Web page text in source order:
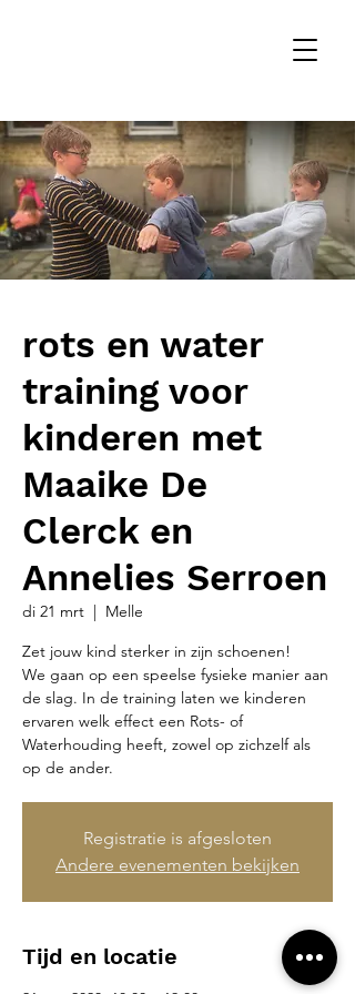
rots en water
training voor
kinderen met
Maaike De
Clerck en
Annelies Serroen
di 21 mrt
  |
Melle
Zet jouw kind sterker in zijn schoenen!
We gaan op een speelse fysieke manier aan
de slag. In de training laten we kinderen
ervaren welk effect een Rots- of
Waterhouding heeft, zowel op zichzelf als
op de ander.
Registratie is afgesloten
Andere evenementen bekijken
Tijd en locatie